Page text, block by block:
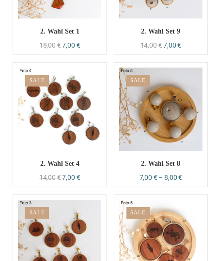
2. Wahl Set 1
18,00€7,00 €
2. Wahl Set 9
14,00€7,00€
SALE
2. Wahl Set 4
14,00€7,00 €
SALE
2. Wahl Set 8
7,00 €–8,00€
SALE SALE